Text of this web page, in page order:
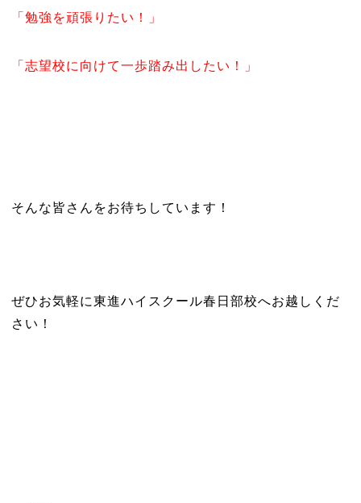
「勉強を頑張りたい！」
「志望校に向けて一歩踏み出したい！」
そんな皆さんをお待ちしています！
ぜひお気軽に東進ハイスクール春日部校へお越しくだ
さい！